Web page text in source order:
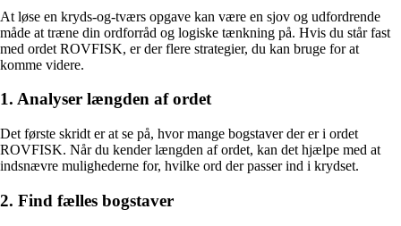
At løse en kryds-og-tværs opgave kan være en sjov og udfordrende
måde at træne din ordforråd og logiske tænkning på. Hvis du står fast
med ordet ROVFISK, er der flere strategier, du kan bruge for at
komme videre.
1. Analyser længden af ordet
Det første skridt er at se på, hvor mange bogstaver der er i ordet
ROVFISK. Når du kender længden af ordet, kan det hjælpe med at
indsnævre mulighederne for, hvilke ord der passer ind i krydset.
2. Find fælles bogstaver